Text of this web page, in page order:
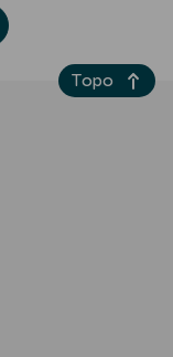
Topo